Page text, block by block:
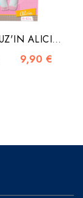
LITTLE COUZ'IN ALICIA LA...
9,90 €